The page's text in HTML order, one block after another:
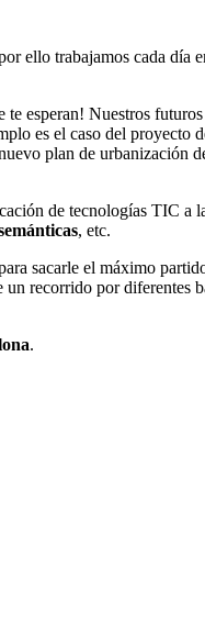
ello trabajamos cada día
esperan! Nuestros
es el caso del proyecto
plan de urbanización
de tecnologías TIC a
, etc.
sacarle el máximo
recorrido por diferentes
.